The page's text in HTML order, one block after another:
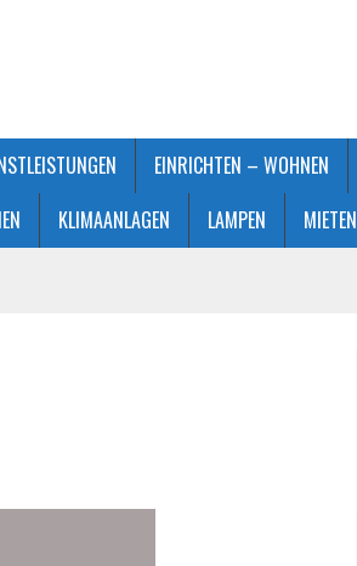
EINRICHTEN – WOHNEN
KLIMAANLAGEN LAMPEN MIETEN